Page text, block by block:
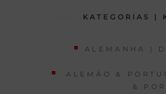
KATEGORIAS |
ALEMANHA |
ALEMÃO &
&